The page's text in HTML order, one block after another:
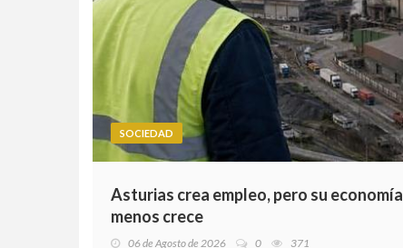
SOCIEDAD
Asturias crea empleo, pero su
menos crece
06 de Agosto de 2026 0 371